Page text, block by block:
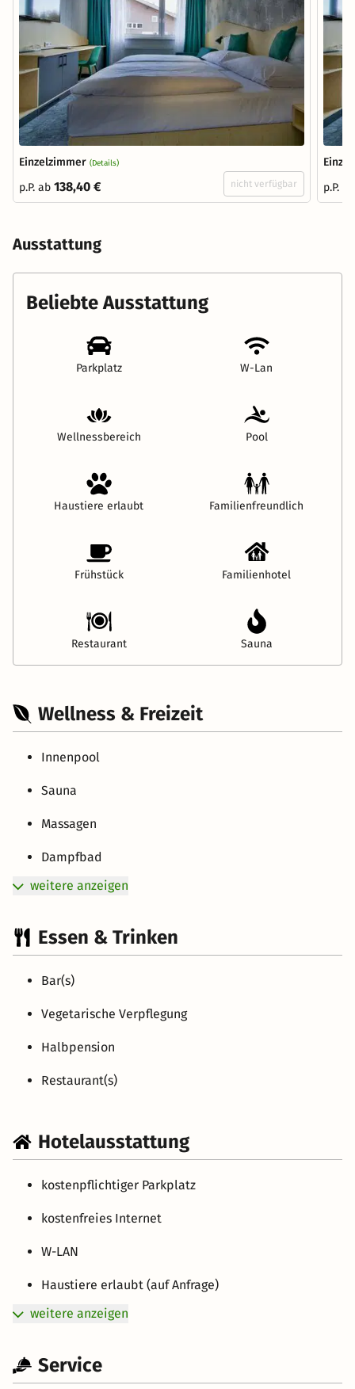
Einzelzimmer (Details)
p.P. ab 138,40 € nicht verfügbar
p.P.
Ausstattung
Beliebte Ausstattung
Parkplatz W-Lan
Wellnessbereich Pool
Haustiere erlaubt Familienfreundlich
Frühstück Familienhotel
Restaurant Sauna
Wellness & Freizeit
Innenpool
Sauna
Massagen
Dampfbad
weitere anzeigen
Essen & Trinken
Bar(s)
Vegetarische Verpflegung
Halbpension
Restaurant(s)
Hotelausstattung
kostenpflichtiger Parkplatz
kostenfreies Internet
W-LAN
Haustiere erlaubt (auf Anfrage)
weitere anzeigen
Service